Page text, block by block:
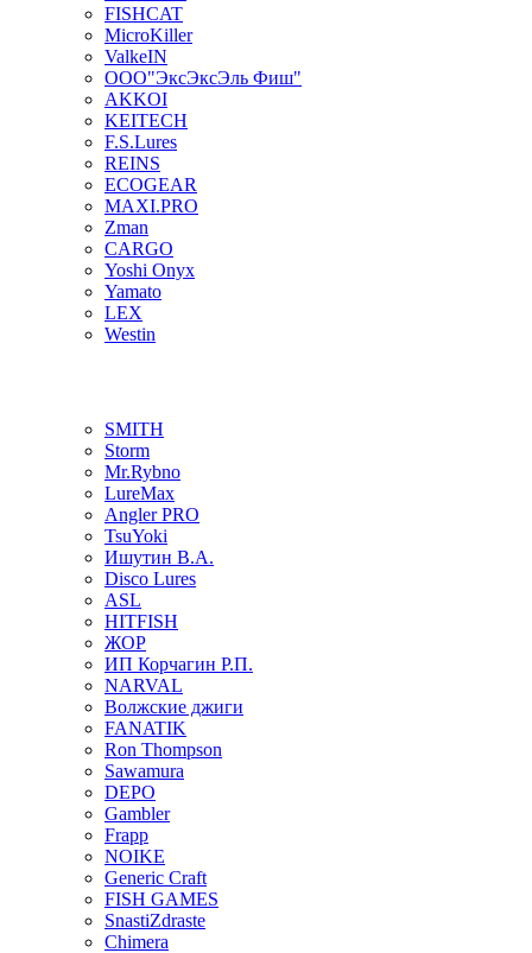
FISHCAT
MicroKiller
ValkeIN
ООО"ЭксЭксЭль Фиш"
AKKOI
KEITECH
F.S.Lures
REINS
ECOGEAR
MAXI.PRO
Zman
CARGO
Yoshi Onyx
Yamato
LEX
Westin
SMITH
Storm
Mr.Rybno
LureMax
Angler PRO
TsuYoki
Ишутин В.А.
Disco Lures
ASL
HITFISH
ЖОР
ИП Корчагин Р.П.
NARVAL
Волжские джиги
FANATIK
Ron Thompson
Sawamura
DEPO
Gambler
Frapp
NOIKE
Generic Craft
FISH GAMES
SnastiZdraste
Chimera